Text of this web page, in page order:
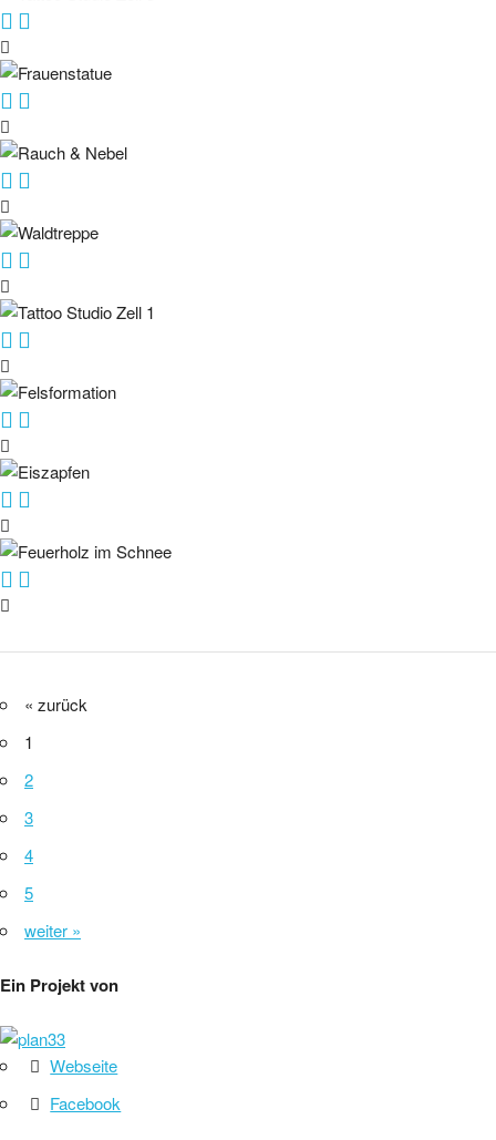
« zurück
1
2
3
4
5
weiter »
Ein Projekt von
Webseite
Facebook